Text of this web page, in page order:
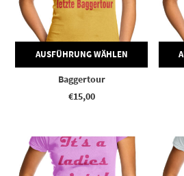
AUSFÜHRUNG WÄHLEN
Baggertour
€15,00
Dieses Produkt weist mehrere Varianten auf. Die Optionen können auf der Produktseite gewählt werden